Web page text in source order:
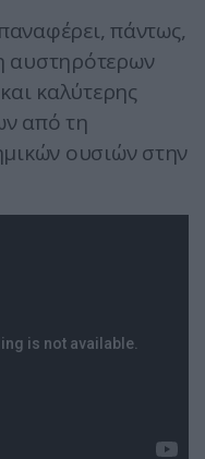
πάντως,
αυστηρότερων
καλύτερης
από τη
ουσιών στην